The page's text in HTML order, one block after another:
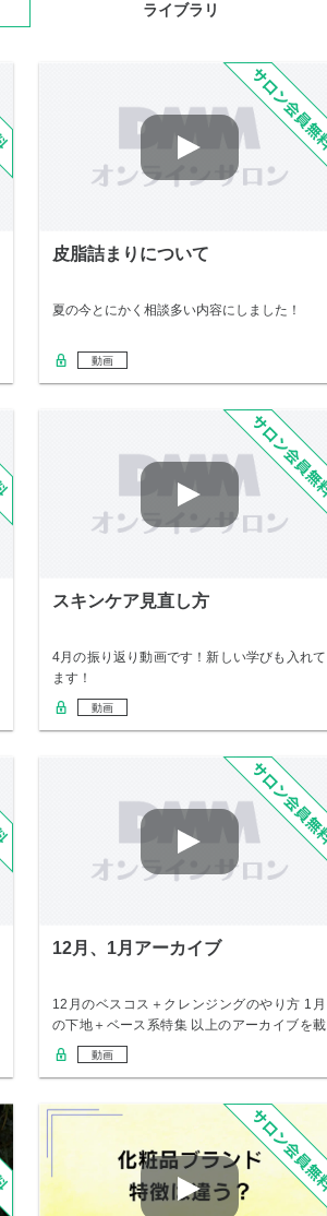
ライブラリ
皮脂詰まりについて
夏の今とにかく相談多い内容にしました！
動画
スキンケア見直し方
4月の振り返り動画です！新しい学びも入れて
ます！
動画
12月、1月アーカイブ
12月のベスコス＋クレンジングのやり方 1月
の下地＋ベース系特集 以上のアーカイブを載
せま…
動画